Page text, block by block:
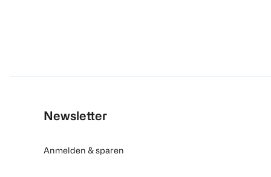
Newsletter
Anmelden & sparen